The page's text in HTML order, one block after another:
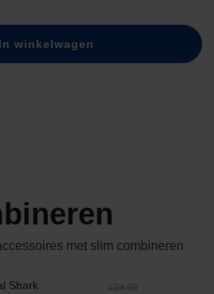
In winkelwagen
met slim combineren
Shark
€24.95